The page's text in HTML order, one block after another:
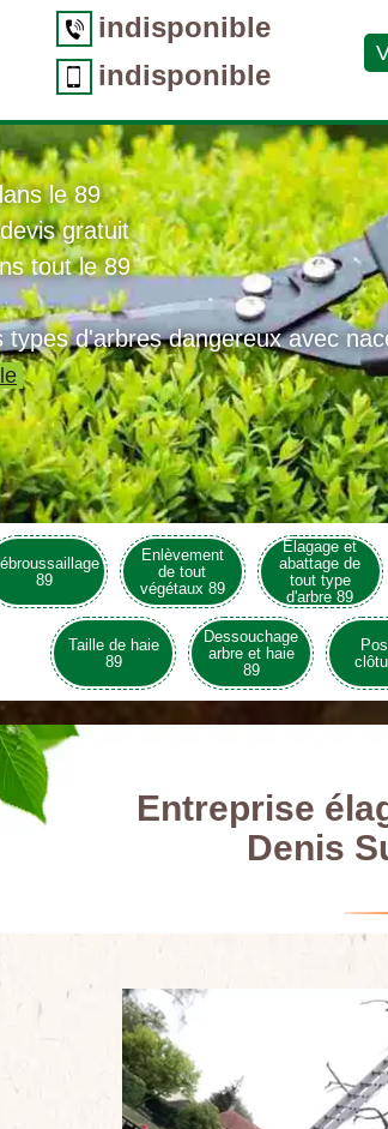
indisponible
indisponible
le 89
gratuit
tout le 89
types d'arbres dangereux avec
89
Enlèvement
de tout
végétaux 89
Elagage et
abattage de
tout type
d'arbre 89
Taille de haie
89
Dessouchage
arbre et haie
89
Entreprise
Denis